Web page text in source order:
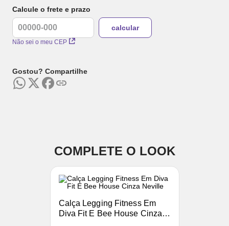
Calcule o frete e prazo
Não sei o meu CEP
Gostou? Compartilhe
COMPLETE O LOOK
Calça Legging Fitness Em
Diva Fit E Bee House Cinza